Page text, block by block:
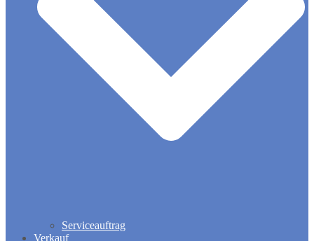
Serviceauftrag
Verkauf